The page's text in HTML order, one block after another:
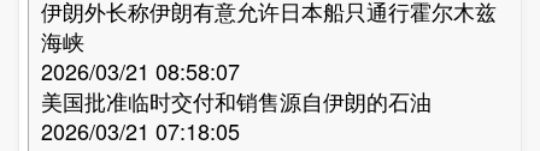
伊朗外长称伊朗有意允许日本船只通行霍尔木兹
海峡
2026/03/21 08:58:07
美国批准临时交付和销售源自伊朗的石油
2026/03/21 07:18:05